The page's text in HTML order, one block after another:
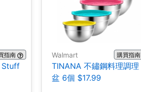
指南
Stuff
Walmart 購買指南
TINANA 不鏽鋼料理調理
盆 6個 $17.99